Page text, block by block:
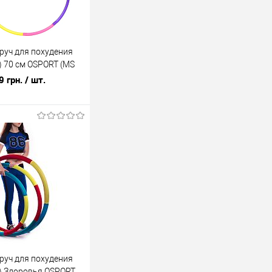
для похудения
см OSPORT (MS
грн. / шт.
В корзину
К сравнению
В наличии
для похудения